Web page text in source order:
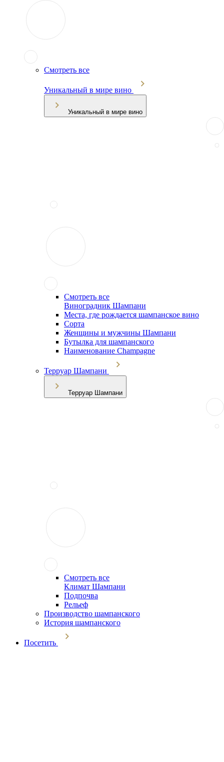
Смотреть все
Уникальный в мире вино
Уникальный в мире вино
Смотреть все
Виноградник Шампани
Места, где рождается шампанское вино
Сорта
Женщины и мужчины Шампани
Бутылка для шампанского
Наименование Champagne
Терруар Шампани
Терруар Шампани
Смотреть все
Климат Шампани
Подпочва
Рельеф
Производство шампанского
История шампанского
Посетить